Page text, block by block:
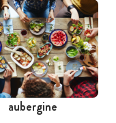
aubergine